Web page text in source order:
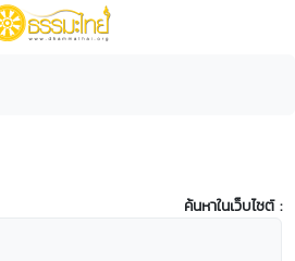
ค้นหาในเว็บไซต์ :